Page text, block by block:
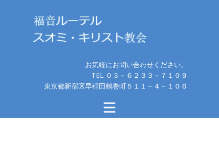
お気軽にお問い合わせください。
TEL ０３－６２３３－７１０９
東京都新宿区早稲田鶴巻町５１１－４－１０６